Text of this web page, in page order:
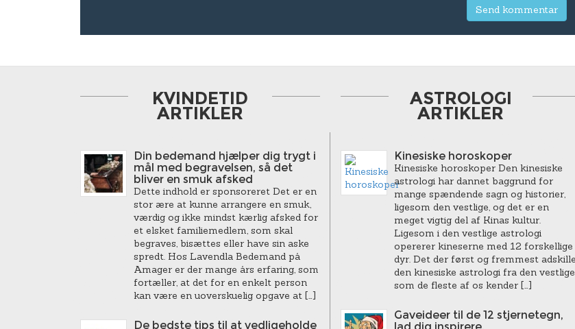
KVINDETID
ARTIKLER
Din bedemand hjælper dig trygt i
mål med begravelsen, så det
bliver en smuk afsked
Dette indhold er sponsoreret Det er en
stor ære at kunne arrangere en smuk,
værdig og ikke mindst kærlig afsked for
et elsket familiemedlem, som skal
begraves, bisættes eller have sin aske
spredt. Hos Lavendla Bedemand på
Amager er der mange års erfaring, som
fortæller, at det for en enkelt person
kan være en uoverskuelig opgave at […]
De bedste tips til at vedligeholde
ASTROLOGI
ARTIKLER
Kinesiske horoskoper
Kinesiske horoskoper Den kinesiske
astrologi har dannet baggrund for
mange spændende sagn og historier,
ligesom den vestlige, og det er en
meget vigtig del af Kinas kultur.
Ligesom i den vestlige astrologi
opererer kineserne med 12 forskellige
dyr. Det der først og fremmest
den kinesiske astrologi fra den
som de fleste af os kender […]
Gaveideer til de 12 stjernetegn,
lad dig inspirere.